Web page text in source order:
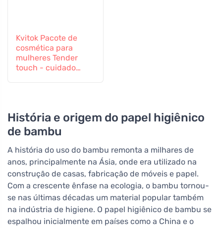
Kvitok Pacote de
cosmética para
mulheres Tender
touch - cuidado
História e origem do papel higiênico
de bambu
A história do uso do bambu remonta a milhares de
anos, principalmente na Ásia, onde era utilizado na
construção de casas, fabricação de móveis e papel.
Com a crescente ênfase na ecologia, o bambu tornou-
se nas últimas décadas um material popular também
na indústria de higiene. O papel higiênico de bambu se
espalhou inicialmente em países como a China e o